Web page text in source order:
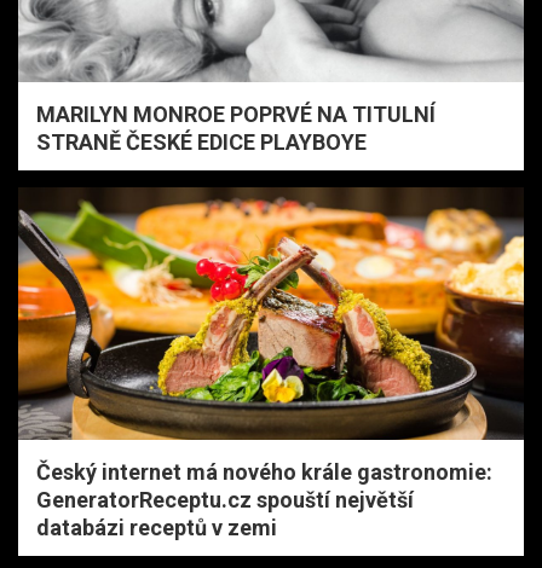
MARILYN MONROE POPRVÉ NA TITULNÍ
STRANĚ ČESKÉ EDICE PLAYBOYE
Český internet má nového krále gastronomie:
GeneratorReceptu.cz spouští největší
databázi receptů v zemi